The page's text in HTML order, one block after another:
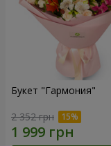
Букет "Гармония"
2 352 грн